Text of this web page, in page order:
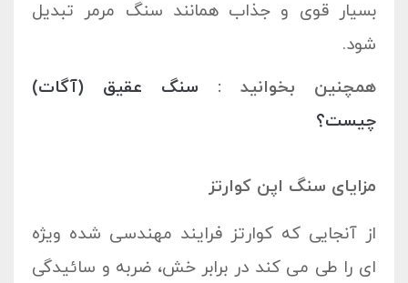
بسیار قوی و جذاب همانند سنگ مرمر تبدیل
شود.
همچنین بخوانید : سنگ عقیق (آگات)
چیست؟
مزایای سنگ اپن کوارتز
از آنجایی که کوارتز فرایند مهندسی شده ویژه
ای را طی می کند در برابر خش، ضربه و سائیدگی